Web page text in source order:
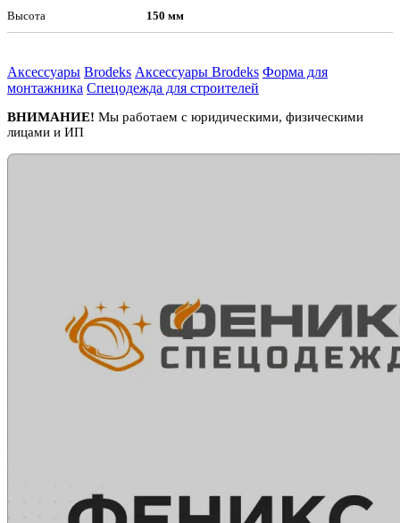
Высота 150 мм
Аксессуары Brodeks Аксессуары Brodeks Форма для
монтажника Спецодежда для строителей
ВНИМАНИЕ! Мы работаем с юридическими, физическими
лицами и ИП